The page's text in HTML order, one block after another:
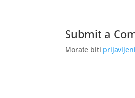
Submit a
Morate biti prijavljeni